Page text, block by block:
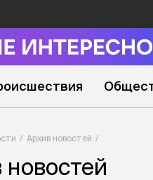
Архив новостей
новостей